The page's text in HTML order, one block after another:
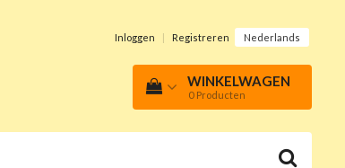
Inloggen | Registreren Nederlands
WINKELWAGEN
0 Producten